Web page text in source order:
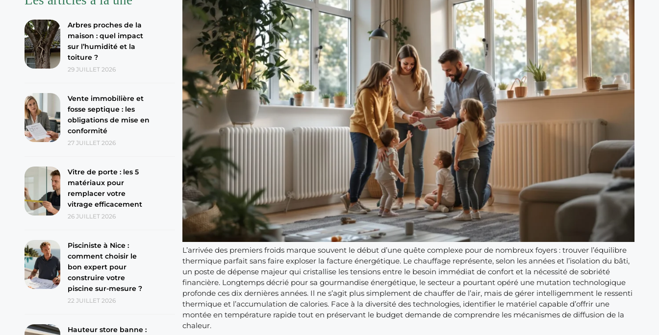
Arbres proches de la
maison : quel impact
sur l’humidité et la
toiture ?
29 JUILLET 2026
Vente immobilière et
fosse septique : les
obligations de mise en
conformité
27 JUILLET 2026
Vitre de porte : les 5
matériaux pour
remplacer votre
vitrage efficacement
26 JUILLET 2026
Pisciniste à Nice :
comment choisir le
bon expert pour
construire votre
piscine sur-mesure ?
22 JUILLET 2026
Hauteur store banne :
L’arrivée des premiers froids marque souvent le début d’une quête complexe pour de nombreux foyers : trouver l’équilibre
thermique parfait sans faire exploser la facture énergétique. Le chauffage représente, selon les années et l’isolation du bâti,
un poste de dépense majeur qui cristallise les tensions entre le besoin immédiat de confort et la nécessité de sobriété
financière. Longtemps décrié pour sa gourmandise énergétique, le secteur a pourtant opéré une mutation technologique
profonde ces dix dernières années. Il ne s’agit plus simplement de chauffer de l’air, mais de gérer intelligemment le ressenti
thermique et l’accumulation de calories. Face à la diversité des technologies, identifier le matériel capable d’offrir une
montée en température rapide tout en préservant le budget demande de comprendre les mécanismes de diffusion de la
chaleur.